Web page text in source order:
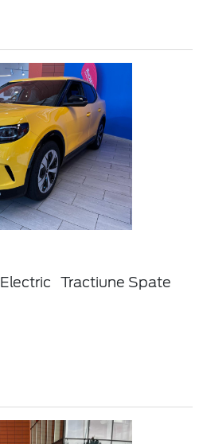
Electric Tractiune Spate